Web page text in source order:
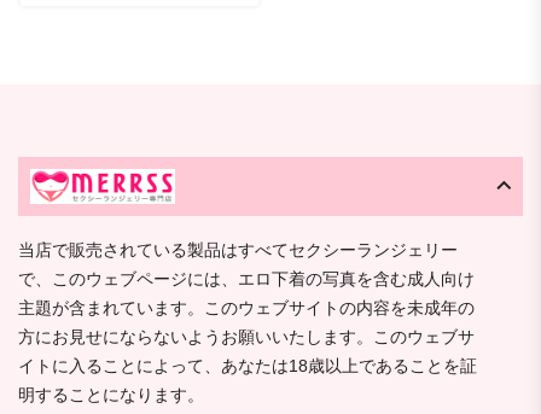
当店で販売されている製品はすべてセクシーランジェリー
で、このウェブページには、エロ下着の写真を含む成人向け
主題が含まれています。このウェブサイトの内容を未成年の
方にお見せにならないようお願いいたします。このウェブサ
イトに入ることによって、あなたは18歳以上であることを証
明することになります。